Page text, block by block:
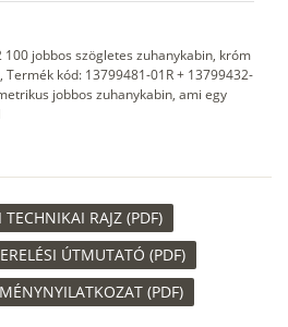
100 jobbos szögletes zuhanykabin, króm
kód: 13799481-01R + 13799432-
jobbos zuhanykabin, ami egy
TECHNIKAI RAJZ (PDF)
ÚTMUTATÓ (PDF)
(PDF)